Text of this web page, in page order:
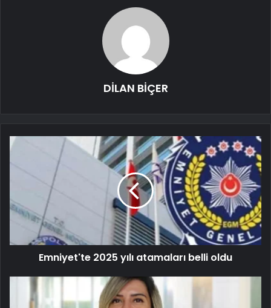
DİLAN BİÇER
Emniyet'te 2025 yılı atamaları belli oldu